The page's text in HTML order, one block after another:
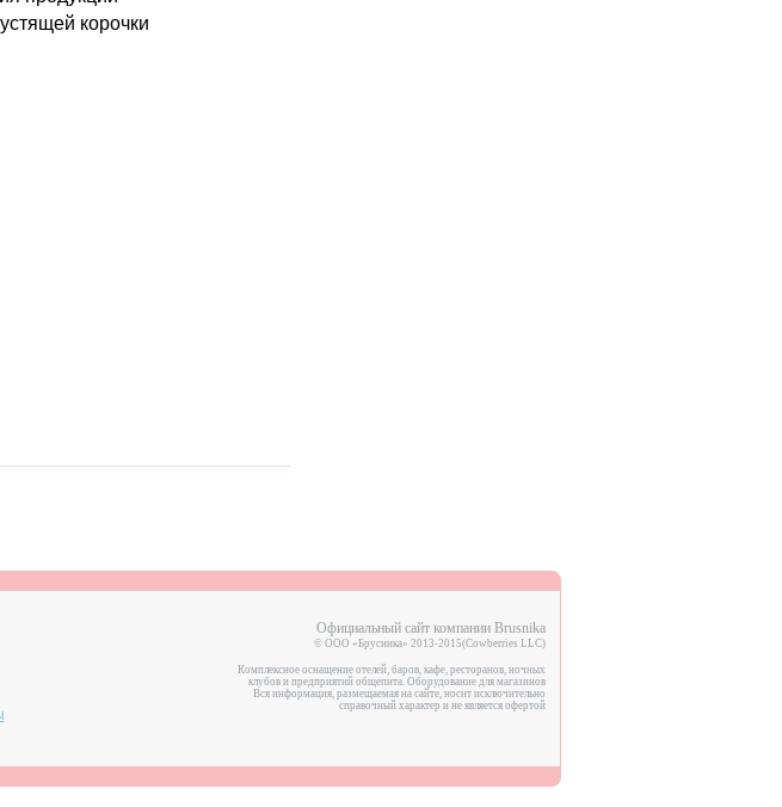
корочки
Официальный сайт компании Brusnika
© ООО «Брусника» 2013-2015(Cowberries LLC)
Комплексное оснащение отелей, баров, кафе, ресторанов, ночных
клубов и предприятий общепита. Оборудование для магазинов
Вся информация, размещаемая на сайте, носит исключительно
справочный характер и не является офертой